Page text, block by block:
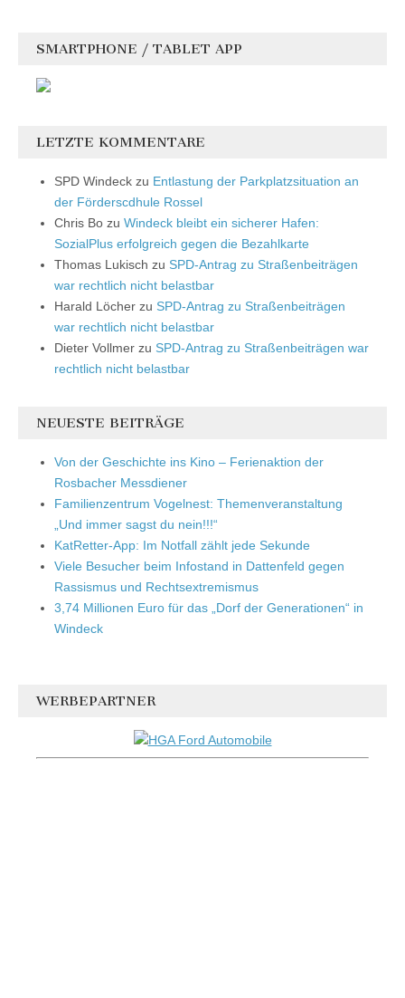
SMARTPHONE / TABLET APP
LETZTE KOMMENTARE
SPD Windeck zu Entlastung der Parkplatzsituation an
der Förderscdhule Rossel
Chris Bo zu Windeck bleibt ein sicherer Hafen:
SozialPlus erfolgreich gegen die Bezahlkarte
Thomas Lukisch zu SPD-Antrag zu Straßenbeiträgen
war rechtlich nicht belastbar
Harald Löcher zu SPD-Antrag zu Straßenbeiträgen
war rechtlich nicht belastbar
Dieter Vollmer zu SPD-Antrag zu Straßenbeiträgen war
rechtlich nicht belastbar
NEUESTE BEITRÄGE
Von der Geschichte ins Kino – Ferienaktion der
Rosbacher Messdiener
Familienzentrum Vogelnest: Themenveranstaltung
„Und immer sagst du nein!!!“
KatRetter-App: Im Notfall zählt jede Sekunde
Viele Besucher beim Infostand in Dattenfeld gegen
Rassismus und Rechtsextremismus
3,74 Millionen Euro für das „Dorf der Generationen“ in
Windeck
WERBEPARTNER